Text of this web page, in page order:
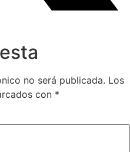
no será publicada. Los
con *